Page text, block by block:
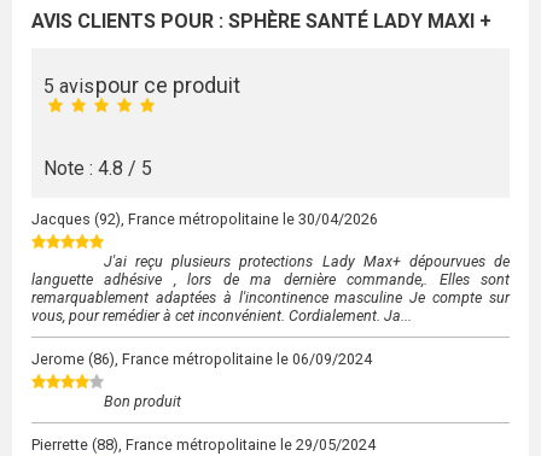
AVIS CLIENTS POUR : SPHÈRE SANTÉ LADY MAXI +
5 avispour ce produit
Note : 4.8 / 5
Jacques (92), France métropolitaine le 30/04/2026
J'ai reçu plusieurs protections Lady Max+ dépourvues de
languette adhésive , lors de ma dernière commande,. Elles sont
remarquablement adaptées à l'incontinence masculine Je compte sur
vous, pour remédier à cet inconvénient. Cordialement. Ja...
Jerome (86), France métropolitaine le 06/09/2024
Bon produit
Pierrette (88), France métropolitaine le 29/05/2024